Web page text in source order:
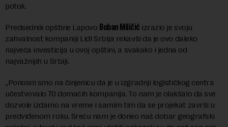
potok.
Predsednik opštine Lapovo Boban Miličić izrazio je svoju
zahvalnost kompaniji Lidl Srbija rekavši da je ovo daleko
najveća investicija u ovoj opštini, a svakako i jedna od
najvažnijih u Srbiji.
„Ponosni smo na činjenicu da je u izgradnji logističkog centra
učestvovalo 70 domaćih kompanija. To nam je olakšalo da sve
dozvole izdamo na vreme i samim tim da se projekat završi u
predviđenom roku. Sreću nam je doneo naš dobar geografski